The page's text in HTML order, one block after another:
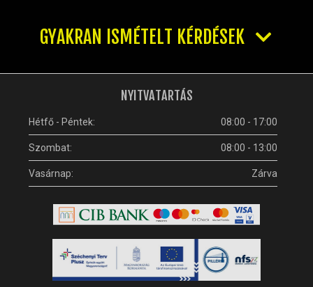
GYAKRAN ISMÉTELT KÉRDÉSEK
NYITVATARTÁS
Hétfő - Péntek: 08:00 - 17:00
Szombat: 08:00 - 13:00
Vasárnap: Zárva